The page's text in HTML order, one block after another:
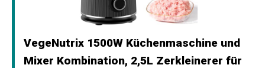
VegeNutrix 1500W Küchenmaschine und
Mixer Kombination, 2,5L Zerkleinerer für